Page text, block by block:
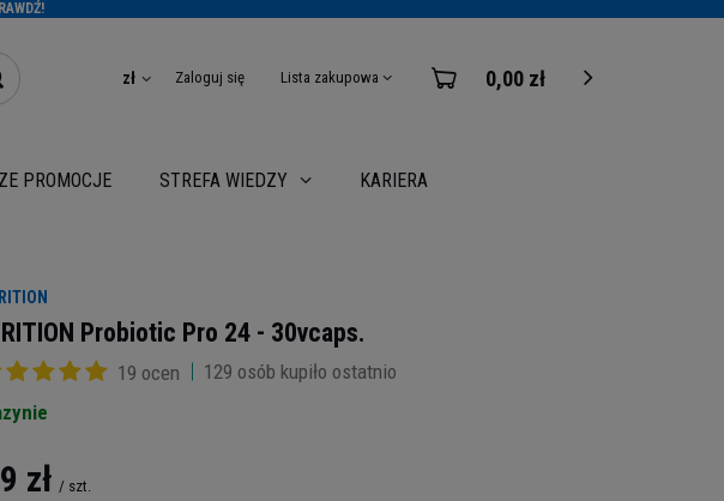
zł Zaloguj się Lista zakupowa 0,00 zł
PROMOCJE STREFA WIEDZY KARIERA
Probiotic Pro 24 - 30vcaps.
19 ocen 129 osób kupiło ostatnio
zł / szt.